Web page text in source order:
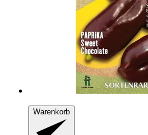
Warenkorb